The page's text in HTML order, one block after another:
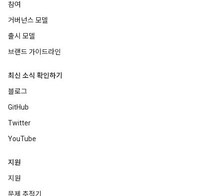
참여
거버넌스 모델
출시 모델
브랜드 가이드라인
최신 소식 확인하기
블로그
GitHub
Twitter
YouTube
지원
지원
문제 추적기